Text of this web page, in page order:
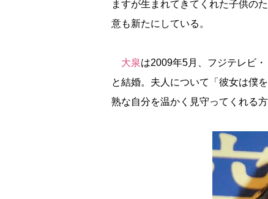
ますが生まれてきてくれた子供の
意も新たにしている。
大泉は2009年5月、フジテレビ
と結婚。夫人について「彼女は僕
熟な自分を温かく見守ってくれる